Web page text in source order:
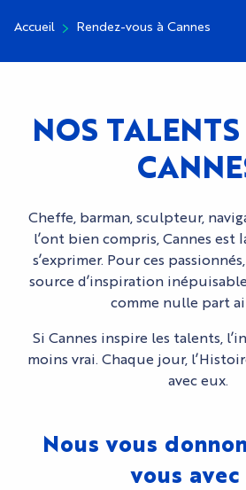
Accueil Rendez-vous à Cannes
NOS
Cheffe, barman, sculpteur,
l’ont bien compris, Cannes est
s’exprimer. Pour ces
source d’inspiration
comme nulle part
Si Cannes inspire les talents,
moins vrai. Chaque jour,
avec eux.
Nous vous
vous